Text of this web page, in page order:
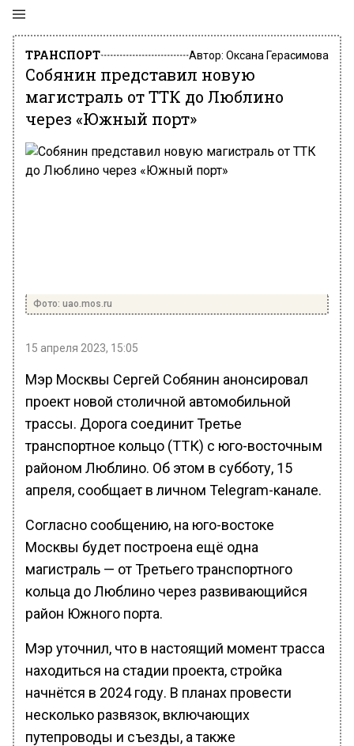
ТРАНСПОРТ Автор: Оксана Герасимова
Собянин представил новую
магистраль от ТТК до Люблино
через «Южный порт»
Фото: uao.mos.ru
15 апреля 2023, 15:05
Мэр Москвы Сергей Собянин анонсировал
проект новой столичной автомобильной
трассы. Дорога соединит Третье
транспортное кольцо (ТТК) с юго-восточным
районом Люблино. Об этом в субботу, 15
апреля, сообщает в личном Telegram-канале.
Согласно сообщению, на юго-востоке
Москвы будет построена ещё одна
магистраль — от Третьего транспортного
кольца до Люблино через развивающийся
район Южного порта.
Мэр уточнил, что в настоящий момент трасса
находиться на стадии проекта, стройка
начнётся в 2024 году. В планах провести
несколько развязок, включающих
путепроводы и съезды, а также